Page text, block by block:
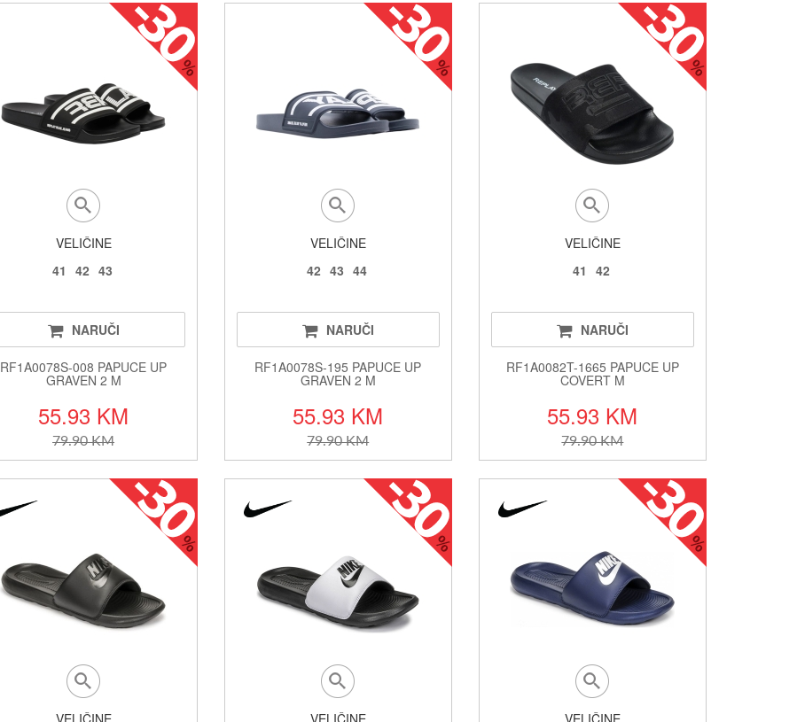
VELIČINE
41
42 43
NARUČI
RF1A0078S-008 PAPUCE UP
GRAVEN 2 M
55.93 KM
79.90 KM
VELIČINE
42 43 44
NARUČI
RF1A0078S-195 PAPUCE UP
GRAVEN 2 M
55.93 KM
79.90 KM
VELIČINE
41
42
NARUČI
RF1A0082T-1665 PAPUCE UP
COVERT M
55.93 KM
79.90 KM
VELIČINE VELIČINE VELIČINE